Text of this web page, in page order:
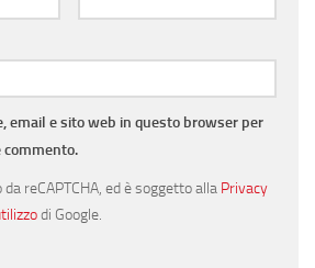
email e sito web in questo browser per
commento.
reCAPTCHA, ed è soggetto alla Privacy
di Google.